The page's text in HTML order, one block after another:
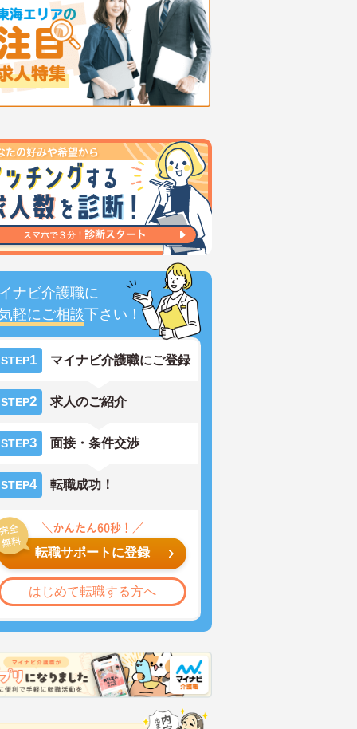
ナビ介護職に
軽にご相談下さい！
STEP1 マイナビ介護職にご登録
STEP2 求人のご紹介
STEP3 面接・条件交渉
STEP4 転職成功！
転職サポートに登録
はじめて転職する方へ